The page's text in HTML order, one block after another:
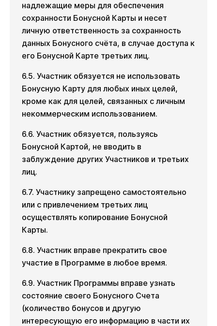
надлежащие меры для обеспечения
сохранности Бонусной Карты и несет
личную ответственность за сохранность
данных Бонусного счёта, в случае доступа к
его Бонусной Карте третьих лиц.
6.5. Участник обязуется не использовать
Бонусную Карту для любых иных целей,
кроме как для целей, связанных с личным
некоммерческим использованием.
6.6. Участник обязуется, пользуясь
Бонусной Картой, не вводить в
заблуждение других Участников и третьих
лиц.
6.7. Участнику запрещено самостоятельно
или с привлечением третьих лиц
осуществлять копирование Бонусной
Карты.
6.8. Участник вправе прекратить свое
участие в Программе в любое время.
6.9. Участник Программы вправе узнать
состояние своего Бонусного Счета
(количество бонусов и другую
интересующую его информацию в части их